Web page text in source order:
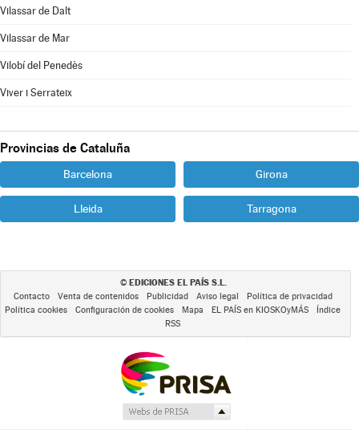
Vilassar de Dalt
Vilassar de Mar
Vilobí del Penedès
Viver i Serrateix
Provincias de Cataluña
Barcelona Girona
Lleida Tarragona
© EDICIONES EL PAÍS S.L.
Contacto Venta de contenidos Publicidad Aviso legal
Política de privacidad
Política cookies
Configuración de cookies Mapa EL PAÍS en KIOSKOyMÁS
Índice
RSS